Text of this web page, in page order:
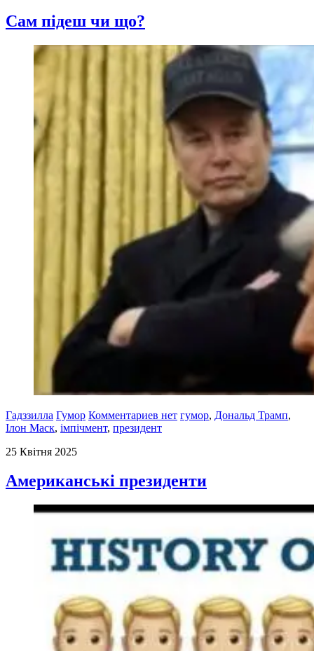
Сам підеш чи що?
Гадззилла Гумор Комментариев нет гумор, Дональд Трамп,
Ілон Маск, імпічмент, президент
25 Квітня 2025
Американські президенти